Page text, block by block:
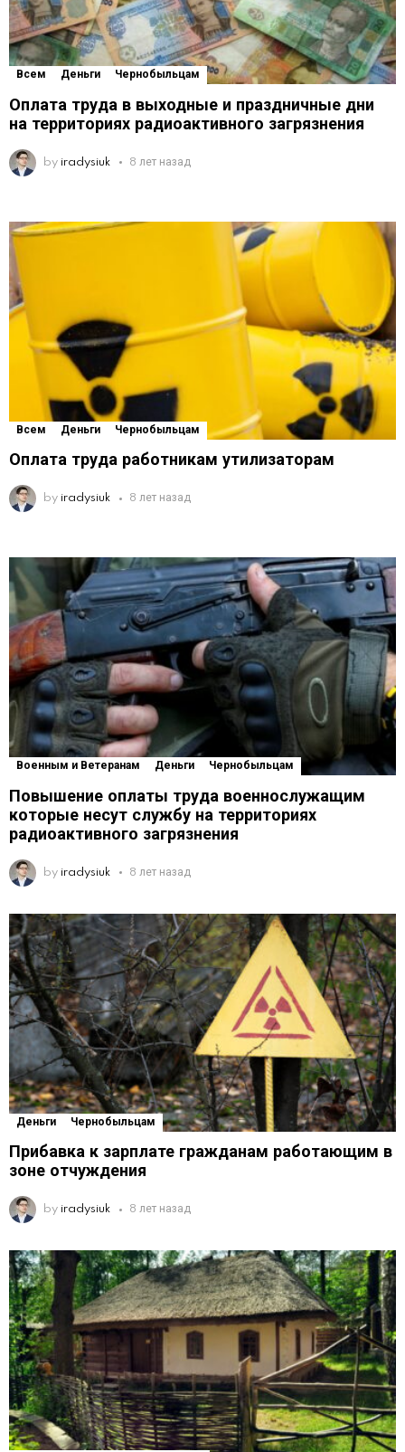
Всем Деньги Чернобыльцам
Оплата труда в выходные и праздничные дни
на территориях радиоактивного загрязнения
by iradysiuk 8 лет назад
Всем Деньги Чернобыльцам
Оплата труда работникам утилизаторам
by iradysiuk 8 лет назад
Военным и Ветеранам Деньги Чернобыльцам
Повышение оплаты труда военнослужащим
которые несут службу на территориях
радиоактивного загрязнения
by iradysiuk 8 лет назад
Деньги Чернобыльцам
Прибавка к зарплате гражданам работающим в
зоне отчуждения
by iradysiuk 8 лет назад